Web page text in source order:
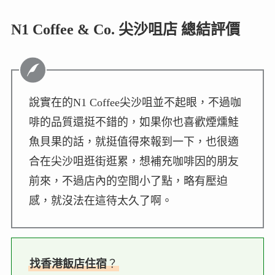
N1 Coffee & Co. 尖沙咀店 總結評價
說實在的N1 Coffee尖沙咀並不起眼，不過咖
啡的品質還挺不錯的，如果你也喜歡煙燻鮭
魚貝果的話，就挺值得來報到一下，也很適
合在尖沙咀逛街逛累，想補充咖啡因的朋友
前來，不過店內的空間小了點，略有壓迫
感，就沒法在這待太久了啊。
找香港飯店住宿？